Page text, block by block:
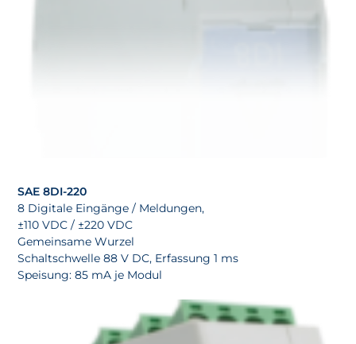
SAE 8DI-220
8 Digitale Eingänge / Meldungen,
±110 VDC / ±220 VDC
Gemeinsame Wurzel
Schaltschwelle 88 V DC, Erfassung 1 ms
Speisung: 85 mA je Modul